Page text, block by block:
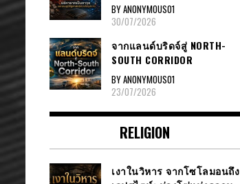
BY ANONYMOUS01
30/07/2026
จากแลนด์บริดจ์สู่ NORTH-
SOUTH CORRIDOR
BY ANONYMOUS01
23/07/2026
RELIGION
เงาในวิหาร จากโซโลมอนถึง